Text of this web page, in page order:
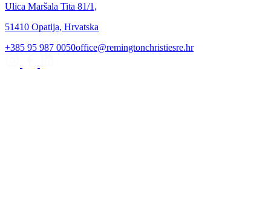
Ulica Maršala Tita 81/1,
51410 Opatija, Hrvatska
+385 95 987 0050office@remingtonchristiesre.hr